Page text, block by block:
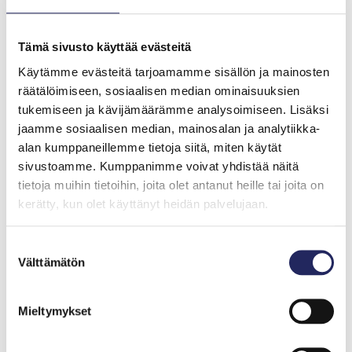
Tämä sivusto käyttää evästeitä
Käytämme evästeitä tarjoamamme sisällön ja mainosten
räätälöimiseen, sosiaalisen median ominaisuuksien
tukemiseen ja kävijämäärämme analysoimiseen. Lisäksi
jaamme sosiaalisen median, mainosalan ja analytiikka-
alan kumppaneillemme tietoja siitä, miten käytät
sivustoamme. Kumppanimme voivat yhdistää näitä
tietoja muihin tietoihin, joita olet antanut heille tai joita on
kerätty, kun olet käyttänyt heidän palvelujaan.
valinta
Välttämätön
Mieltymykset
Toimistotilamme sijaitsevat Helsingin Pasilassa ja työtä
Työ on vakituinen, ja siinä on kuuden kuukauden
koeaika. Toivomme, että voisit aloittaa tehtävässä
mahdollisimman pian. Tehtävän palkkahaarukka on 4
000–4 500 euroa kuukaudessa.
Yhteystiedot
Lähetä hakemuksesi ja CV:si mahdollisimman pian,
ulla.rosenstrom(at)jnfoundation.fi.
Tähtikarhu eeva.tahtikarhu(at)jnfoundation.fi, puh.
+358 50 314 2102 ti 4.8. klo 9–12 ja to 6.8. klo 13–16.